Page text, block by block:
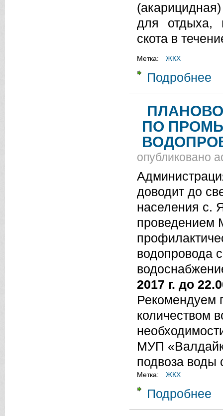
для отдыха,
скота в
Метка: ЖКХ
Подробнее
ПО
опубликовано
доводит до
населения с.
проведением
водопровода
2017 г. до
Рекомендуем
количеством
МУП
подвоза воды
Метка: ЖКХ
Подробнее